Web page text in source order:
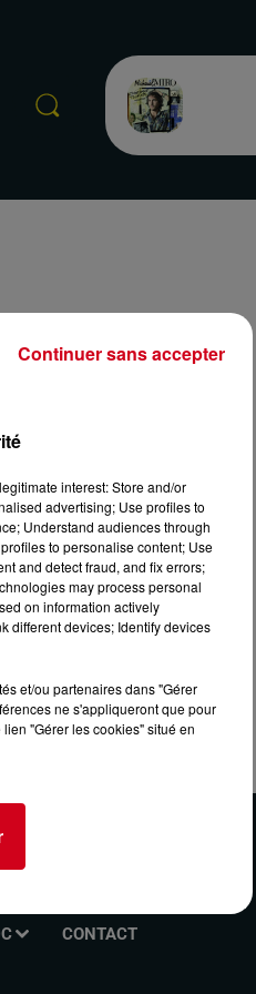
de
conseiller
son
CONTACT
interest: Store and/or
advertising; Use profiles to
Understand audiences through
to personalise content; Use
and detect fraud, and fix errors;
may process personal
on information actively
different devices; Identify devices
et/ou partenaires dans "Gérer
ne s'appliqueront que pour
"Gérer les cookies" situé en
Continuer sans accepter